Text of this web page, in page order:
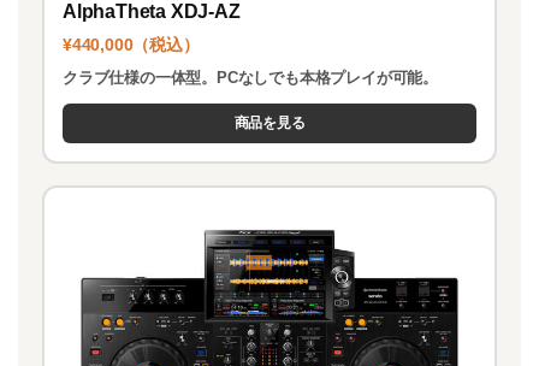
AlphaTheta XDJ-AZ
¥440,000（税込）
クラブ仕様の一体型。PCなしでも本格プレイが可能。
商品を見る